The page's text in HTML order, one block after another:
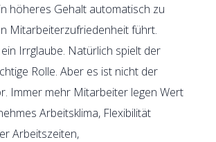
höheres Gehalt automatisch zu
Mitarbeiterzufriedenheit führt.
Irrglaube. Natürlich spielt der
Rolle. Aber es ist nicht der
Immer mehr Mitarbeiter legen Wert
Arbeitsklima, Flexibilität
Arbeitszeiten,